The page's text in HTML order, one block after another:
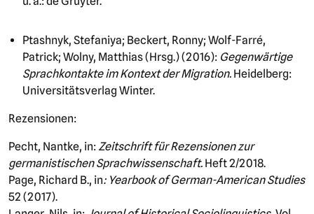
Ptashnyk, Stefaniya; Beckert, Ronny; Wolf-Farré,
Patrick; Wolny, Matthias (Hrsg.) (2016): Gegenwärtige
Sprachkontakte im Kontext der Migration. Heidelberg:
Universitätsverlag Winter.
Rezensionen:
Pecht, Nantke, in: Zeitschrift für Rezensionen zur
germanistischen Sprachwissenschaft. Heft 2/2018.
Page, Richard B., in: Yearbook of German-American Studies
52 (2017).